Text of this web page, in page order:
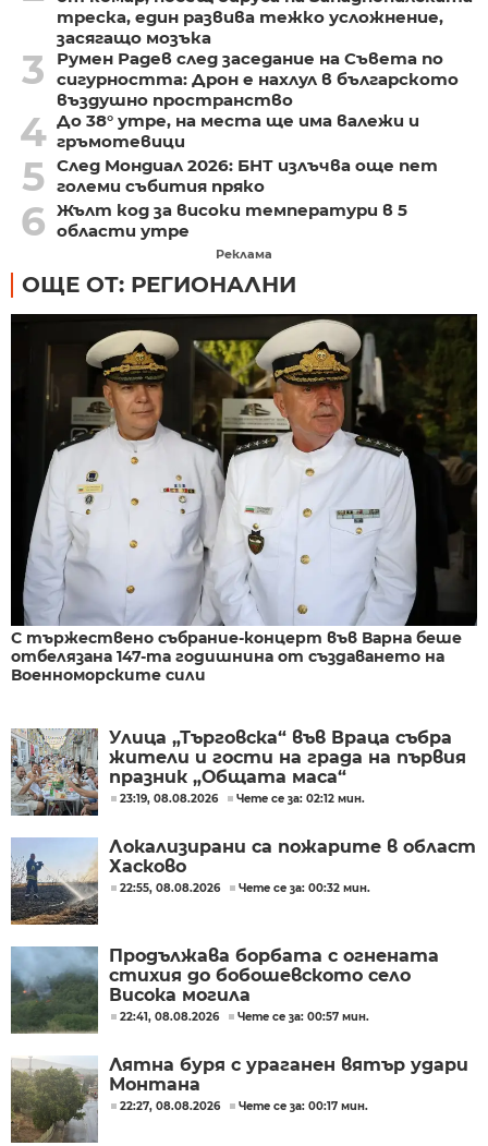
треска, един развива тежко усложнение,
засягащо мозъка
3
Румен Радев след заседание на Съвета по
сигурността: Дрон е нахлул в българското
въздушно пространство
4 До 38° утре, на места ще има валежи и
гръмотевици
5 След Мондиал 2026: БНТ излъчва още пет
големи събития пряко
6 Жълт код за високи температури в 5
области утре
Реклама
ОЩЕ ОТ: РЕГИОНАЛНИ
С тържествено събрание-концерт във Варна беше
отбелязана 147-та годишнина от създаването на
Военноморските сили
Улица „Търговска“ във Враца събра
жители и гости на града на първия
празник „Общата маса“
23:19, 08.08.2026 Чете се за: 02:12 мин.
Локализирани са пожарите в област
Хасково
22:55, 08.08.2026 Чете се за: 00:32 мин.
Продължава борбата с огнената
стихия до бобошевското село
Висока могила
22:41, 08.08.2026 Чете се за: 00:57 мин.
Лятна буря с ураганен вятър удари
Монтана
22:27, 08.08.2026 Чете се за: 00:17 мин.